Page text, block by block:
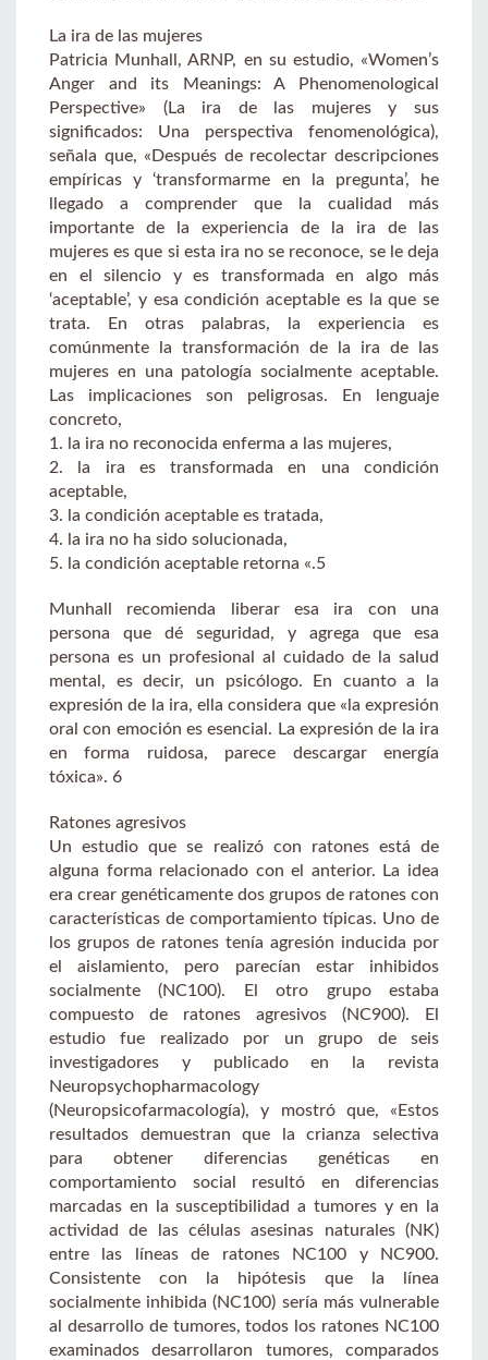
La ira de las mujeres
Patricia Munhall, ARNP, en su estudio, «Women’s
Anger and its Meanings: A Phenomenological
Perspective» (La ira de las mujeres y sus
significados: Una perspectiva fenomenológica),
señala que, «Después de recolectar descripciones
empíricas y ‘transformarme en la pregunta’, he
llegado a comprender que la cualidad más
importante de la experiencia de la ira de las
mujeres es que si esta ira no se reconoce, se le deja
en el silencio y es transformada en algo más
‘aceptable’, y esa condición aceptable es la que se
trata. En otras palabras, la experiencia es
comúnmente la transformación de la ira de las
mujeres en una patología socialmente aceptable.
Las implicaciones son peligrosas. En lenguaje
concreto,
1. la ira no reconocida enferma a las mujeres,
2. la ira es transformada en una condición
aceptable,
3. la condición aceptable es tratada,
4. la ira no ha sido solucionada,
5. la condición aceptable retorna «.5
Munhall recomienda liberar esa ira con una
persona que dé seguridad, y agrega que esa
persona es un profesional al cuidado de la salud
mental, es decir, un psicólogo. En cuanto a la
expresión de la ira, ella considera que «la expresión
oral con emoción es esencial. La expresión de la ira
en forma ruidosa, parece descargar energía
tóxica». 6
Ratones agresivos
Un estudio que se realizó con ratones está de
alguna forma relacionado con el anterior. La idea
era crear genéticamente dos grupos de ratones con
características de comportamiento típicas. Uno de
los grupos de ratones tenía agresión inducida por
el aislamiento, pero parecían estar inhibidos
socialmente (NC100). El otro grupo estaba
compuesto de ratones agresivos (NC900). El
estudio fue realizado por un grupo de seis
investigadores y publicado en la revista
Neuropsychopharmacology
(Neuropsicofarmacología), y mostró que, «Estos
resultados demuestran que la crianza selectiva
para obtener diferencias genéticas en
comportamiento social resultó en diferencias
marcadas en la susceptibilidad a tumores y en la
actividad de las células asesinas naturales (NK)
entre las líneas de ratones NC100 y NC900.
Consistente con la hipótesis que la línea
socialmente inhibida (NC100) sería más vulnerable
al desarrollo de tumores, todos los ratones NC100
examinados desarrollaron tumores, comparados